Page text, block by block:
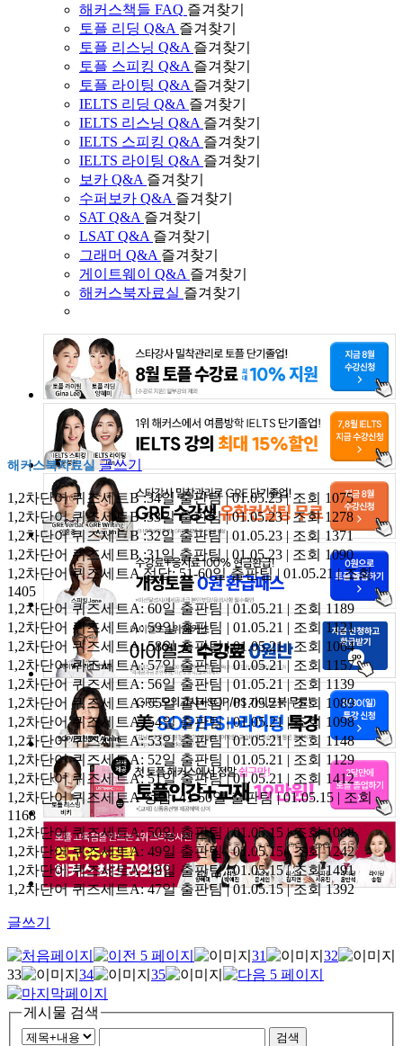
해커스책들 FAQ 즐겨찾기
토플 리딩 Q&A 즐겨찾기
토플 리스닝 Q&A 즐겨찾기
토플 스피킹 Q&A 즐겨찾기
토플 라이팅 Q&A 즐겨찾기
IELTS 리딩 Q&A 즐겨찾기
IELTS 리스닝 Q&A 즐겨찾기
IELTS 스피킹 Q&A 즐겨찾기
IELTS 라이팅 Q&A 즐겨찾기
보카 Q&A 즐겨찾기
수퍼보카 Q&A 즐겨찾기
SAT Q&A 즐겨찾기
LSAT Q&A 즐겨찾기
그래머 Q&A 즐겨찾기
게이트웨이 Q&A 즐겨찾기
해커스북자료실 즐겨찾기
해커스북자료실 글쓰기
1,2차단어 퀴즈세트B :34일출판팀 | 01.05.23 | 조회 1075
1,2차단어 퀴즈세트B :33일출판팀 | 01.05.23 | 조회 1278
1,2차단어 퀴즈세트B :32일출판팀 | 01.05.23 | 조회 1371
1,2차단어 퀴즈세트B :31일출판팀 | 01.05.23 | 조회 1090
1,2차단어 퀴즈세트A 정답: 51-60일출판팀 | 01.05.21 | 조회
1405
1,2차단어 퀴즈세트A: 60일 출판팀 | 01.05.21 | 조회 1189
1,2차단어 퀴즈세트A: 59일출판팀 | 01.05.21 | 조회 1121
1,2차단어 퀴즈세트A: 58일출판팀 | 01.05.21 | 조회 1064
1,2차단어 퀴즈세트A: 57일출판팀 | 01.05.21 | 조회 1157
1,2차단어 퀴즈세트A: 56일출판팀 | 01.05.21 | 조회 1139
1,2차단어 퀴즈세트A: 55일출판팀 | 01.05.21 | 조회 1089
1,2차단어 퀴즈세트A: 54일출판팀 | 01.05.21 | 조회 1098
1,2차단어 퀴즈세트A: 53일출판팀 | 01.05.21 | 조회 1148
1,2차단어 퀴즈세트A: 52일 출판팀 | 01.05.21 | 조회 1129
1,2차단어 퀴즈세트A: 51일출판팀 | 01.05.21 | 조회 1412
1,2차단어 퀴즈세트A 정답: 41-50일출판팀 | 01.05.15 | 조회
1168
1,2차단어 퀴즈세트A: 50일출판팀 | 01.05.15 | 조회 1088
1,2차단어 퀴즈세트A: 49일 출판팀 | 01.05.15 | 조회 1242
1,2차단어 퀴즈세트A: 48일 출판팀 | 01.05.15 | 조회 1491
1,2차단어 퀴즈세트A: 47일출판팀 | 01.05.15 | 조회 1392
글쓰기
31
32
33
34 35
게시물 검색
검색